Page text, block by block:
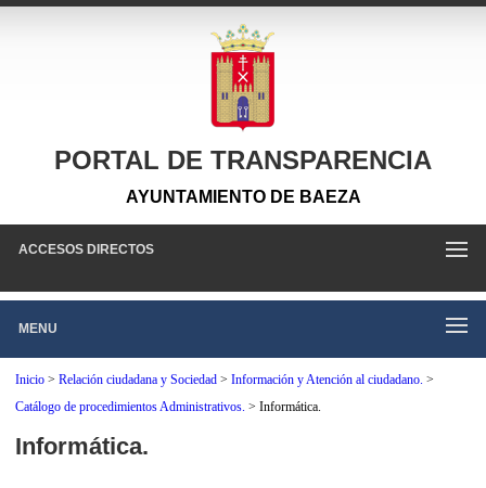
PORTAL DE TRANSPARENCIA
AYUNTAMIENTO DE BAEZA
ACCESOS DIRECTOS
MENU
Inicio >Relación ciudadana y Sociedad >Información y Atención al ciudadano. >
Catálogo de procedimientos Administrativos. >Informática.
Informática.